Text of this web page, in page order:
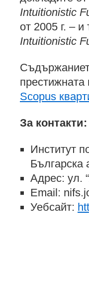
Intuitionistic
от 2005 г. –
Intuitionistic
Scopus
За контакти:
Институт
Българска
Адрес: ул.
Email:
Уебсайт: